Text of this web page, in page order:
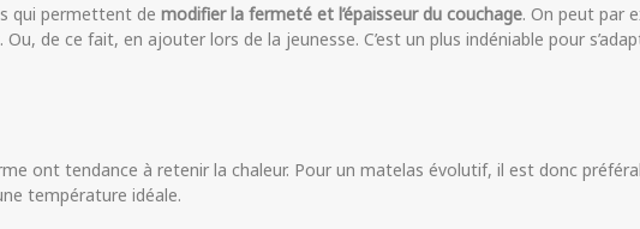
qui permettent de modifier la fermeté et l’épaisseur du couchage. On peut par
de ce fait, en ajouter lors de la jeunesse. C’est un plus indéniable pour
ont tendance à retenir la chaleur. Pour un matelas évolutif, il est donc
température idéale.